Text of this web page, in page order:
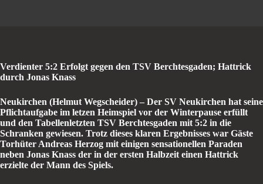
Verdienter 5:2 Erfolgt gegen den TSV Berchtesgaden; Hattrick
durch Jonas Knass
Neukirchen (Helmut Wegscheider) – Der SV Neukirchen hat seine
Pflichtaufgabe im letzen Heimspiel vor der Winterpause erfüllt
und den Tabellenletzten TSV Berchtesgaden mit 5:2 in die
Schranken gewiesen. Trotz dieses klaren Ergebnisses war Gäste
Torhüter Andreas Herzog mit einigen sensationellen Paraden
neben Jonas Knass der in der ersten Halbzeit einen Hattrick
erzielte der Mann des Spiels.